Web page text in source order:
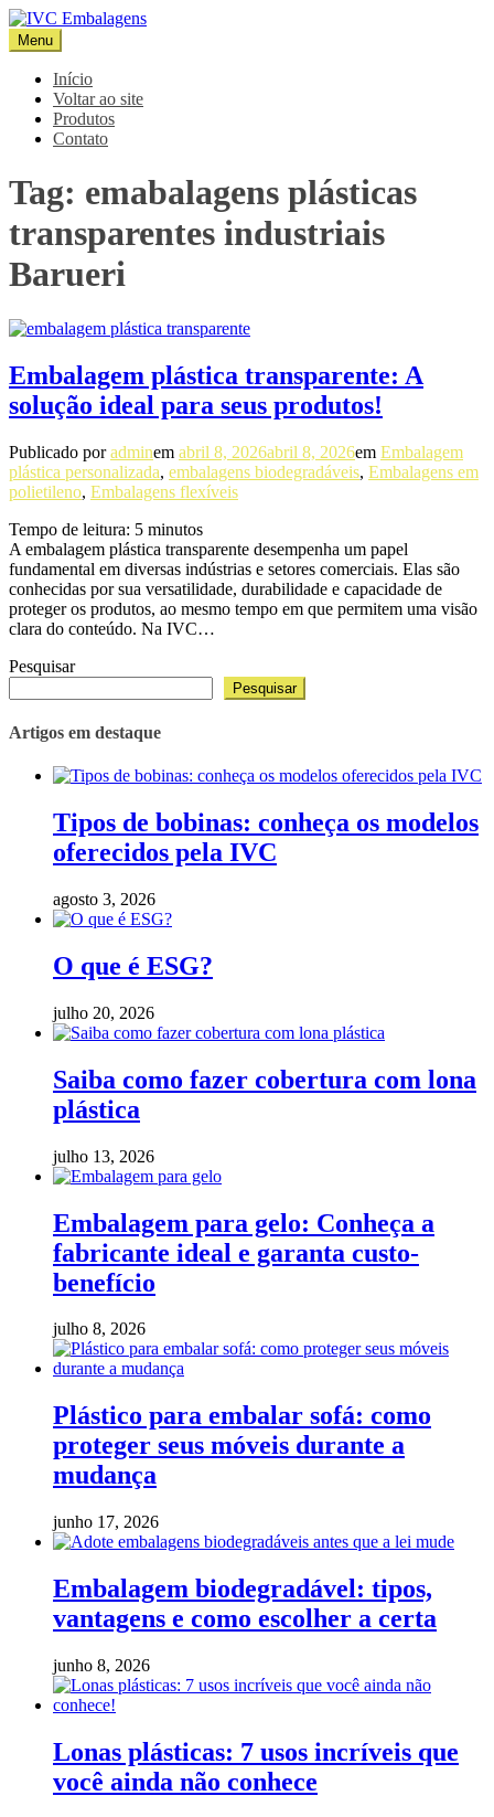
Pular
para
o
conteúdo
IVC Embalagens
Blog IVC
Menu
Início
Voltar ao site
Produtos
Contato
Tag: emabalagens plásticas
transparentes industriais
Barueri
Embalagem plástica transparente: A
solução ideal para seus produtos!
Publicado poradminem abril 8, 2026abril 8, 2026em Embalagem
plástica personalizada, embalagens biodegradáveis, Embalagens em
polietileno, Embalagens flexíveis
Tempo de leitura: 5 minutos
A embalagem plástica transparente desempenha um papel
fundamental em diversas indústrias e setores comerciais. Elas são
conhecidas por sua versatilidade, durabilidade e capacidade de
proteger os produtos, ao mesmo tempo em que permitem uma visão
clara do conteúdo. Na IVC…
Pesquisar
Pesquisar
Artigos em destaque
Tipos de bobinas: conheça os modelos
oferecidos pela IVC
agosto 3, 2026
O que é ESG?
julho 20, 2026
Saiba como fazer cobertura com lona
plástica
julho 13, 2026
Embalagem para gelo: Conheça a
fabricante ideal e garanta custo-
benefício
julho 8, 2026
Plástico para embalar sofá: como
proteger seus móveis durante a
mudança
junho 17, 2026
Embalagem biodegradável: tipos,
vantagens e como escolher a certa
junho 8, 2026
Lonas plásticas: 7 usos incríveis que
você ainda não conhece